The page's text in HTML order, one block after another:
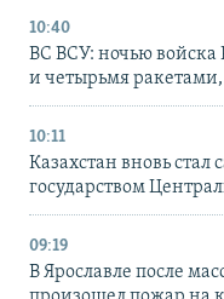
10:40
ВС ВСУ: ночью войска
и четырьмя
10:11
Казахстан вновь
государством
09:19
В Ярославле после